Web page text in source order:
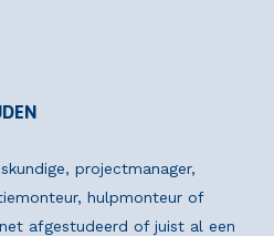
projectmanager,
hulpmonteur of
afgestudeerd of juist al een